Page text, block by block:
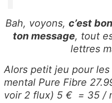
Bah, voyons, c’est
ton message, tout
lettres
Alors petit jeu pour
mental Pure Fibre
voir 2 flux) 5 € = 35 /